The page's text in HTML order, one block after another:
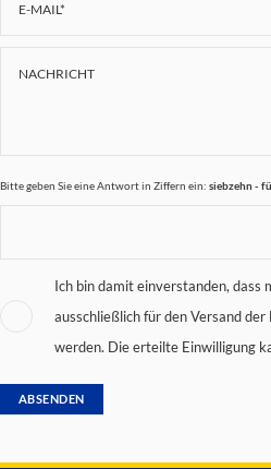
Bitte geben Sie eine Antwort in Ziffern ein: siebzehn -
Ich bin damit einverstanden, dass
ausschließlich für den Versand
werden. Die erteilte Einwilligung
ABSENDEN